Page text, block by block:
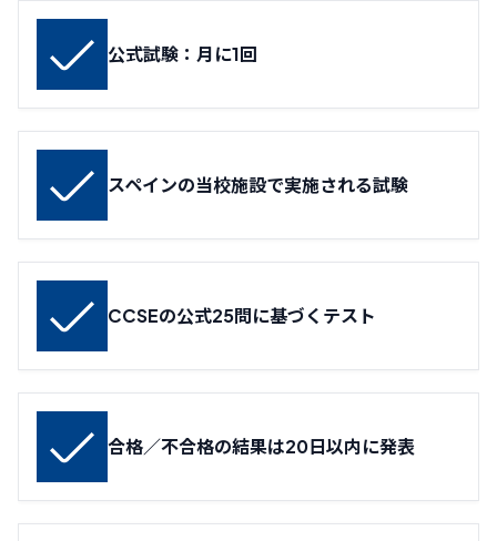
公式試験：月に1回
スペインの当校施設で実施される試験
CCSEの公式25問に基づくテスト
合格／不合格の結果は20日以内に発表